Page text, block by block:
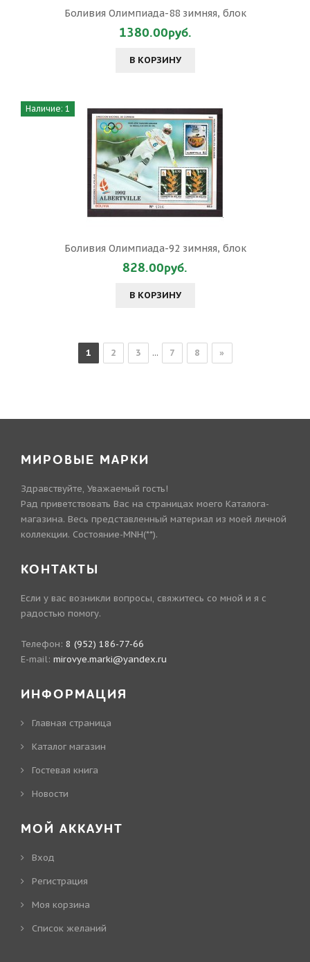
Боливия Олимпиада-88 зимняя, блок
1380.00руб.
В КОРЗИНУ
Наличие: 1
Боливия Олимпиада-92 зимняя, блок
828.00руб.
В КОРЗИНУ
1 2 3 ... 7 8 »
МИРОВЫЕ МАРКИ
Здравствуйте, Уважаемый гость!
Рад приветствовать Вас на страницах моего Каталога-
магазина. Весь представленный материал из моей личной
коллекции. Состояние-MNH(**).
КОНТАКТЫ
Если у вас возникли вопросы, свяжитесь со мной и я с
радостью помогу.
Телефон: 8 (952) 186-77-66
E-mail: mirovye.marki@yandex.ru
ИНФОРМАЦИЯ
Главная страница
Каталог магазин
Гостевая книга
Новости
МОЙ АККАУНТ
Вход
Регистрация
Моя корзина
Cписок желаний